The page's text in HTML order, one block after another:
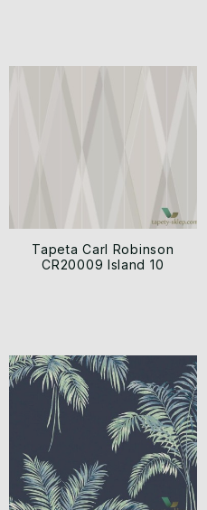
Tapeta Carl Robinson
CR20009 Island 10